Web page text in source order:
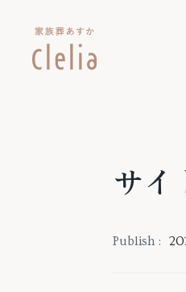
サイ
Publish :